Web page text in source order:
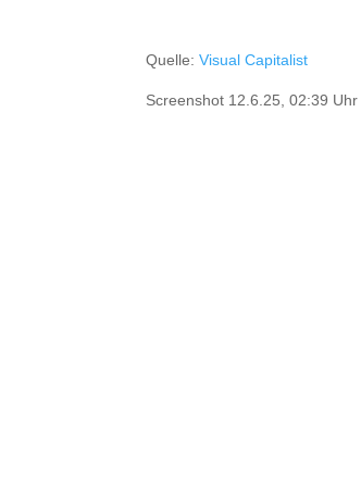
Quelle:Visual Capitalist
Screenshot 12.6.25, 02:39 Uhr